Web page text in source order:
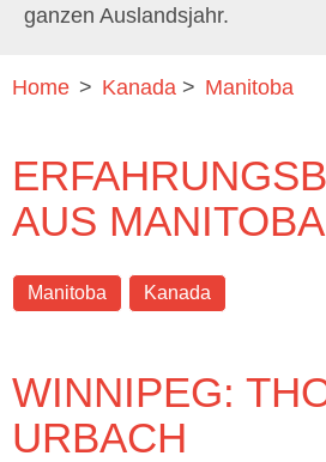
ganzen Auslandsjahr.
Home > Kanada > Manitoba
AUS MANITOBA
Manitoba Kanada
WINNIPEG:
URBACH